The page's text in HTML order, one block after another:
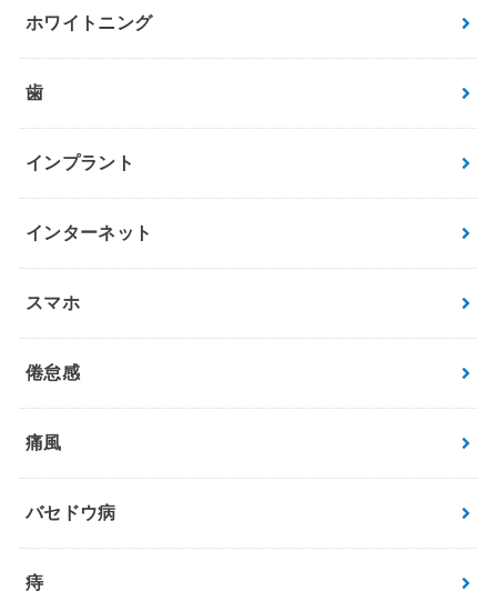
ホワイトニング
歯
インプラント
インターネット
スマホ
倦怠感
痛風
バセドウ病
痔